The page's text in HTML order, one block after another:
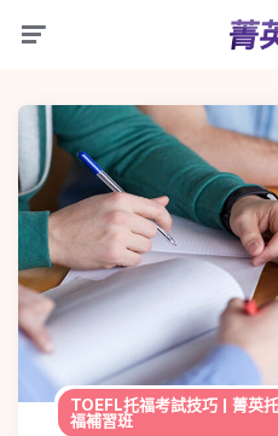
TOEFL托福考試技巧 | 菁英托
福補習班